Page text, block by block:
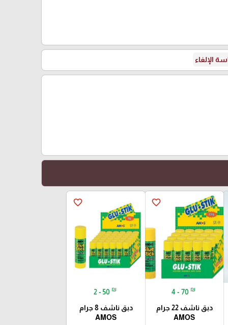
الإلغاء
favorite_border
4 - 70 ₪
دبق ناشف 22 جرام
AMOS
favorite_border
2 - 50 ₪
دبق ناشف 8 جرام
AMOS